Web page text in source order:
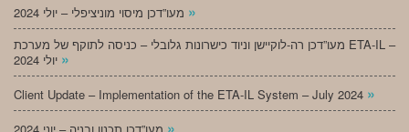
»
מעו”דכן רה-לוקיישן וניוד כישרונות גלובלי – כניסה לתוקף של מערכת ETA-IL –
»
Client Update – Implementation of the ETA-IL System – July 2024 »